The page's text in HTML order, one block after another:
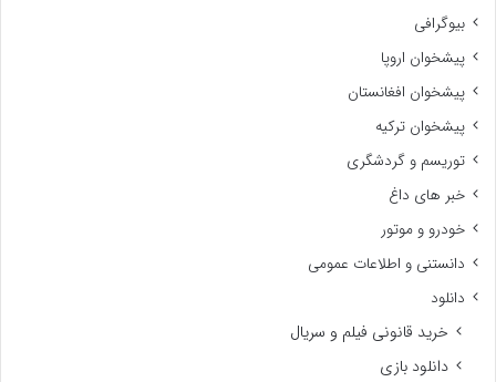
بیوگرافی
پیشخوان اروپا
پیشخوان افغانستان
پیشخوان ترکیه
توریسم و گردشگری
خبر های داغ
خودرو و موتور
دانستنی و اطلاعات عمومی
دانلود
خرید قانونی فیلم و سریال
دانلود بازی